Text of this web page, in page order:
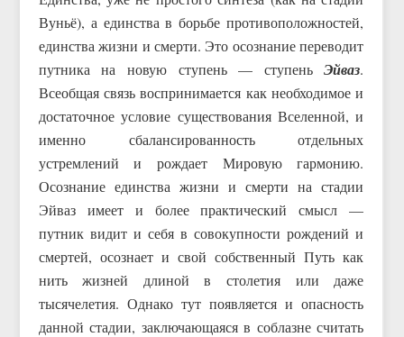
Вуньё), а единства в борьбе противоположностей,
единства жизни и смерти. Это осознание переводит
путника на новую ступень — ступеньЭйваз.
Всеобщая связь воспринимается как необходимое и
достаточное условие существования Вселенной, и
именно сбалансированность отдельных
устремлений и рождает Мировую гармонию.
Осознание единства жизни и смерти на стадии
Эйваз имеет и более практический смысл —
путник видит и себя в совокупности рождений и
смертей, осознает и свой собственный Путь как
нить жизней длиной в столетия или даже
тысячелетия. Однако тут появляется и опасность
данной стадии, заключающаяся в соблазне считать